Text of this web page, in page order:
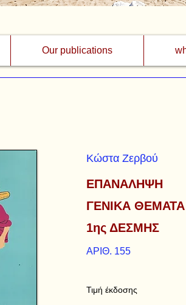
Our publications
Κώστα Ζερβού
ΕΠΑΝΑΛΗΨΗ
ΓΕΝΙΚΑ
1ης ΔΕΣΜΗΣ
ΑΡΙΘ. 155
Τιμή έκδοσης